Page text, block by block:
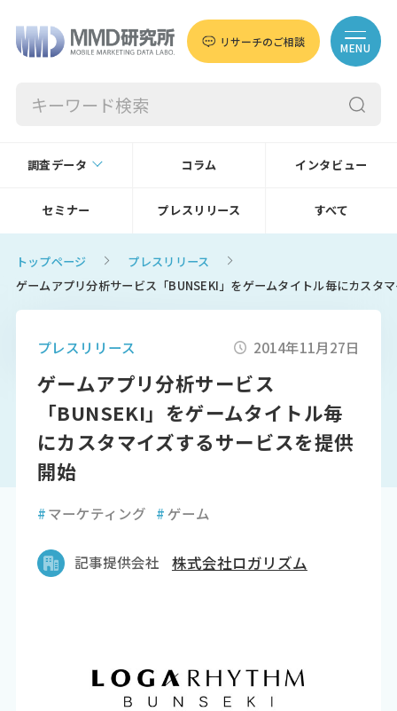
リサーチのご相談 MENU
調査データ コラム インタビュー
セミナー プレスリリース すべて
トップページ
プレスリリース
ゲームアプリ分析サービス「BUNSEKI」をゲームタイトル毎にカスタ
プレスリリース 2014年11月27日
ゲームアプリ分析サービス
「BUNSEKI」をゲームタイトル毎
にカスタマイズするサービスを提供
開始
#マーケティング # ゲーム
記事提供会社 株式会社ロガリズム